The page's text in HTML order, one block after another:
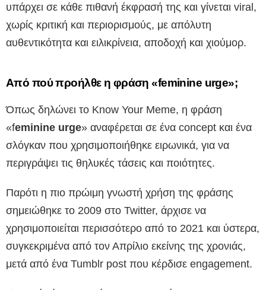
υπάρχει σε κάθε πιθανή έκφρασή της και γίνεται viral,
χωρίς κριτική και περιορισμούς, με απόλυτη
αυθεντικότητα και ειλικρίνεια, αποδοχή και χιούμορ.
Από πού προήλθε η φράση «feminine urge»;
Όπως δηλώνει το Know Your Meme, η φράση
«feminine urge» αναφέρεται σε ένα concept και ένα
σλόγκαν που χρησιμοποιήθηκε ειρωνικά, για να
περιγράψει τις θηλυκές τάσεις και ποιότητες.
Παρότι η πιο πρώιμη γνωστή χρήση της φράσης
σημειώθηκε το 2009 στο Twitter, άρχισε να
χρησιμοποιείται περισσότερο από το 2021 και ύστερα,
συγκεκριμένα από τον Απρίλιο εκείνης της χρονιάς,
μετά από ένα Tumblr post που κέρδισε engagement.